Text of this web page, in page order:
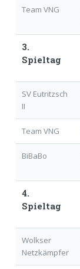
Team VNG
3.
Spieltag
SV Eutritzsch
II
Team VNG
BiBaBo
4.
Spieltag
Wolkser
Netzkämpfer